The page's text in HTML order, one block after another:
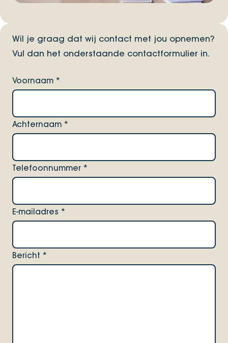
Wil je graag dat wij contact met jou opnemen?
Vul dan het onderstaande contactformulier in.
Voornaam *
Achternaam *
Telefoonnummer *
E-mailadres *
Bericht *